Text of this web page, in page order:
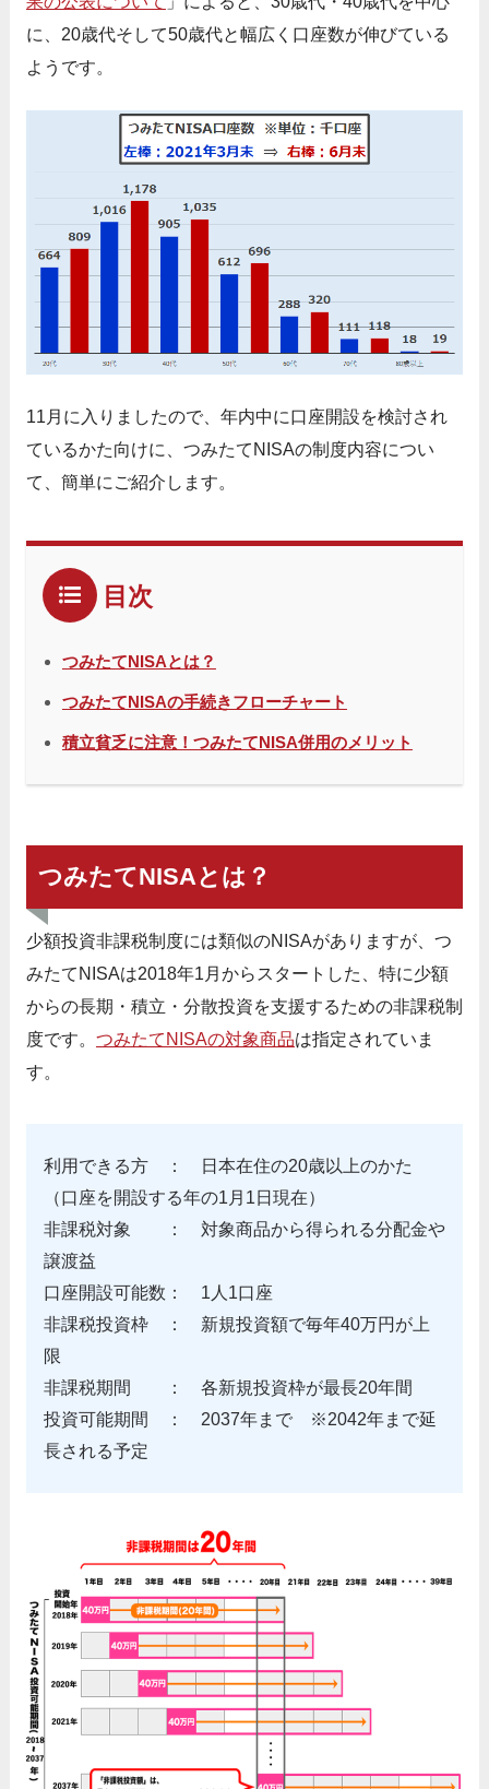
に、20歳代そして50歳代と幅広く口座数が伸びている
ようです。
11月に入りましたので、年内中に口座開設を検討され
ているかた向けに、つみたてNISAの制度内容につい
て、簡単にご紹介します。
目次
つみたてNISAとは？
つみたてNISAの手続きフローチャート
積立貧乏に注意！つみたてNISA併用のメリット
つみたてNISAとは？
少額投資非課税制度には類似のNISAがありますが、つ
みたてNISAは2018年1月からスタートした、特に少額
からの長期・積立・分散投資を支援するための非課税制
度です。 つみたてNISAの対象商品は指定されていま
す。
利用できる方 ： 日本在住の20歳以上のかた
（口座を開設する年の1月1日現在）
非課税対象 ： 対象商品から得られる分配金や
譲渡益
口座開設可能数： 1人1口座
非課税投資枠 ： 新規投資額で毎年40万円が上
限
非課税期間 ： 各新規投資枠が最長20年間
投資可能期間 ： 2037年まで ※2042年まで延
長される予定